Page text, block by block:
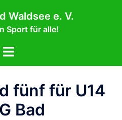
Waldsee e. V.
Sport für alle!
Menü
fünf für U14
Bad